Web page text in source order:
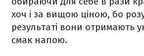
хоч і за вищою ціною, бо
результаті вони отримають
смак напою.